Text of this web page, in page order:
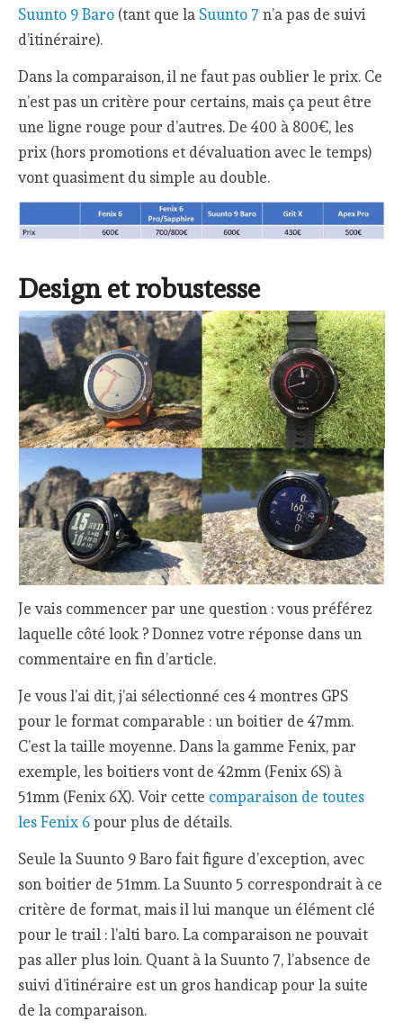
Suunto 9 Baro (tant que la Suunto 7 n’a pas de suivi
d’itinéraire).
Dans la comparaison, il ne faut pas oublier le prix. Ce
n’est pas un critère pour certains, mais ça peut être
une ligne rouge pour d’autres. De 400 à 800€, les
prix (hors promotions et dévaluation avec le temps)
vont quasiment du simple au double.
Design et robustesse
Je vais commencer par une question : vous préférez
laquelle côté look ? Donnez votre réponse dans un
commentaire en fin d’article.
Je vous l’ai dit, j’ai sélectionné ces 4 montres GPS
pour le format comparable : un boitier de 47mm.
C’est la taille moyenne. Dans la gamme Fenix, par
exemple, les boitiers vont de 42mm (Fenix 6S) à
51mm (Fenix 6X). Voir cette comparaison de toutes
les Fenix 6 pour plus de détails.
Seule la Suunto 9 Baro fait figure d’exception, avec
son boitier de 51mm. La Suunto 5 correspondrait à ce
critère de format, mais il lui manque un élément clé
pour le trail : l’alti baro. La comparaison ne pouvait
pas aller plus loin. Quant à la Suunto 7, l’absence de
suivi d’itinéraire est un gros handicap pour la suite
de la comparaison.